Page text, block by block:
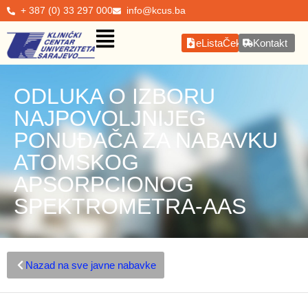
+ 387 (0) 33 297 000 info@kcus.ba
eListaČekanjaKontakt
ODLUKA O IZBORU
NAJPOVOLJNIJEG
PONUĐAČA ZA NABAVKU
ATOMSKOG
APSORPCIONOG
SPEKTROMETRA-AAS
Nazad na sve javne nabavke